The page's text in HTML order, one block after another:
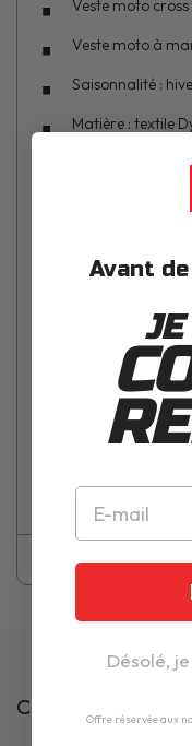
Veste moto
Veste moto à
Saisonnalité :
Matière : textile
Spandex
Doublure interne
4 poches
2 poches
Poche à
Impression
Equipements
Fiche technique
Catégories
Avant
Désolé,
Offre réservée aux